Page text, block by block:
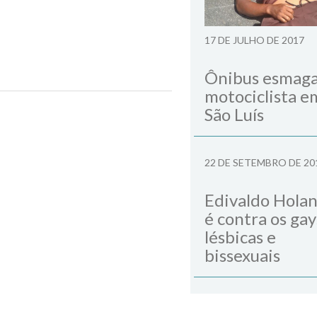
17 DE JULHO DE 2017
Ônibus
motociclista
São Luís
22 DE SETEMBRO DE
Edivaldo
é contra os
lésbicas e
bissexuais